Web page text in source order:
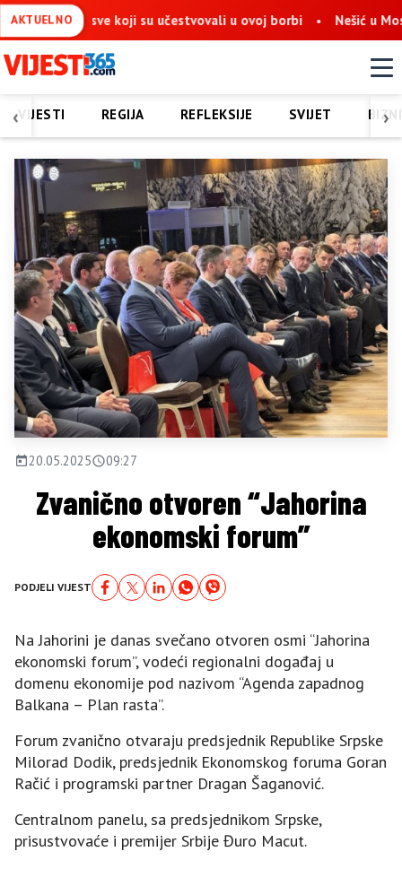
AKTUELNO
sve koji su učestvovali u ovoj borbi Nešić u Mostaru:
‹ ›
VIJESTI REGIJA REFLEKSIJE SVIJET
20.05.2025 09:27
Zvanično otvoren “Jahorina
ekonomski forum”
PODJELI VIJEST
Na Jahorini je danas svečano otvoren osmi “Jahorina
ekonomski forum”, vodeći regionalni događaj u
domenu ekonomije pod nazivom “Agenda zapadnog
Balkana – Plan rasta”.
Forum zvanično otvaraju predsjednik Republike Srpske
Milorad Dodik, predsjednik Ekonomskog foruma Goran
Račić i programski partner Dragan Šaganović.
Centralnom panelu, sa predsjednikom Srpske,
prisustvovaće i premijer Srbije Đuro Macut.